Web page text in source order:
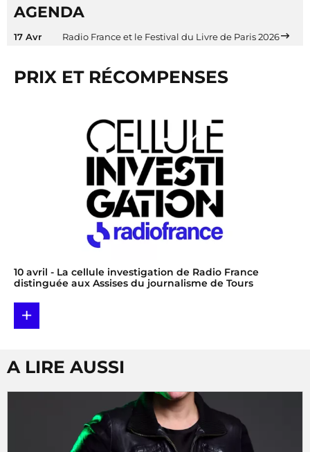
AGENDA
17 Avr Radio France et le Festival du Livre de Paris 2026
PRIX ET RÉCOMPENSES
10 avril - La cellule investigation de Radio France
distinguée aux Assises du journalisme de Tours
+
A LIRE AUSSI